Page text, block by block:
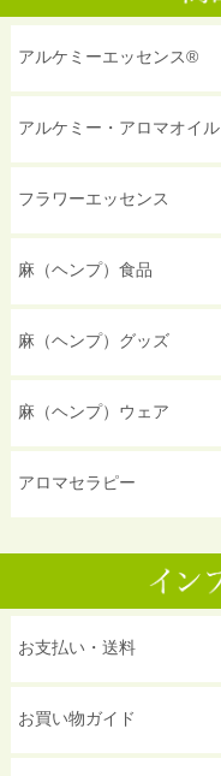
アルケミーエッセンス®
アルケミー・アロマオイル
フラワーエッセンス
麻（ヘンプ）食品
麻（ヘンプ）グッズ
麻（ヘンプ）ウェア
アロマセラピー
お支払い・送料
お買い物ガイド